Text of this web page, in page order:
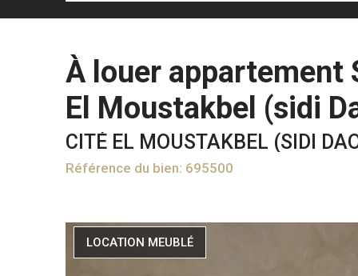
À louer appartement
El Moustakbel (sidi
CITÉ EL MOUSTAKBEL (SIDI
Référence du bien: 695500
LOCATION MEUBLÉ